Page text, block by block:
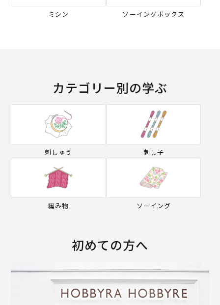
ミシン ソーイングボックス
カテゴリー別の学ぶ
刺しゅう 刺し子
編み物 ソーイング
初めての方へ